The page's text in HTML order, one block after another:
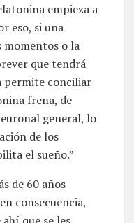
empieza a
eso, si una
momentos o la
que tendrá
permite conciliar
frena, de
general, lo
de los
el sueño.”
de 60 años
consecuencia,